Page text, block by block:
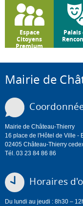
Espace
Citoyens
Premium
Palais
Mairie de
Mairie de Château-Thierry
16 place de l'Hôtel de Ville -
02405 Château-Thierry
Tél. 03 23 84 86 86
Horaires
Du lundi au jeudi : 8h30 –